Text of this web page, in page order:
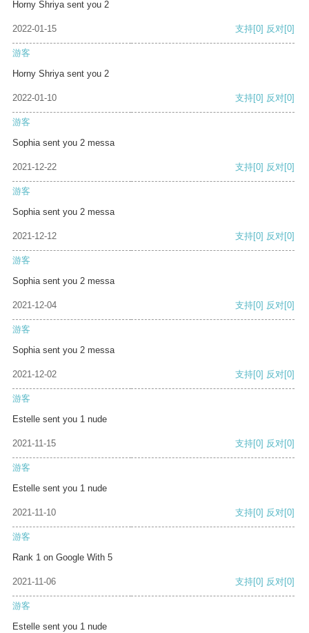
Horny Shriya sent you 2
2022-01-15 支持[0] 反对[0]
游客
Horny Shriya sent you 2
2022-01-10 支持[0] 反对[0]
游客
Sophia sent you 2 messa
2021-12-22 支持[0] 反对[0]
游客
Sophia sent you 2 messa
2021-12-12 支持[0] 反对[0]
游客
Sophia sent you 2 messa
2021-12-04 支持[0] 反对[0]
游客
Sophia sent you 2 messa
2021-12-02 支持[0] 反对[0]
游客
Estelle sent you 1 nude
2021-11-15 支持[0] 反对[0]
游客
Estelle sent you 1 nude
2021-11-10 支持[0] 反对[0]
游客
Rank 1 on Google With 5
2021-11-06 支持[0] 反对[0]
游客
Estelle sent you 1 nude